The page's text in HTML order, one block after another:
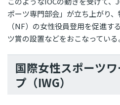
ポーツ専門部会」が立ち上がり
（NF）の女性役員登用を促進す
ツ賞の設置などをおこなっている
国際女性スポーツ
プ（IWG）